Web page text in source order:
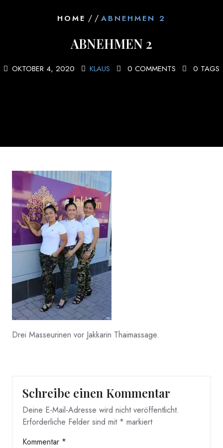
HOME / / ABNEHMEN 2
ABNEHMEN 2
OKTOBER 4, 2020 KLAUS 0 COMMENTS 0 TAGS
Drei Masseurinen vor Jakkarin Thaimassage.
Schreibe einen Kommentar
Deine E-Mail-Adresse wird nicht veröffentlicht.
Erforderliche Felder sind mit * markiert
Kommentar *